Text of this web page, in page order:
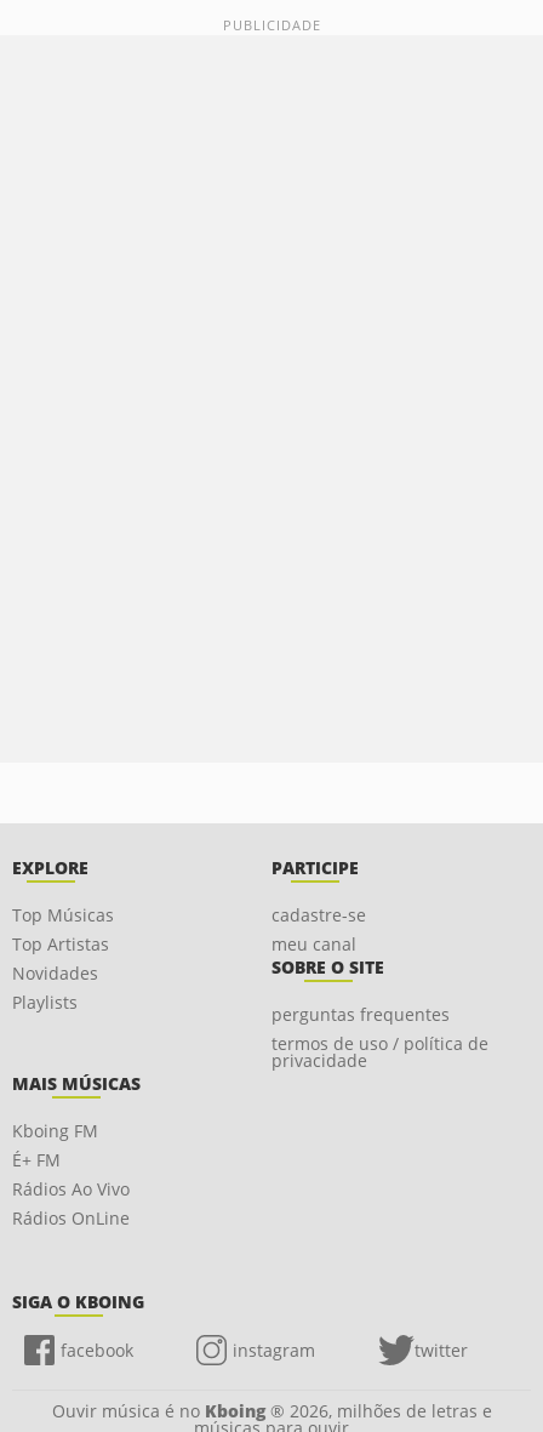
EXPLORE
Top Músicas
Top Artistas
Novidades
Playlists
PARTICIPE
cadastre-se
meu canal
SOBRE O SITE
perguntas frequentes
termos de uso / política de
privacidade
MAIS MÚSICAS
Kboing FM
É+ FM
Rádios Ao Vivo
Rádios OnLine
SIGA O KBOING
facebook instagram twitter
Ouvir música é no Kboing® 2026, milhões de letras e
músicas para ouvir